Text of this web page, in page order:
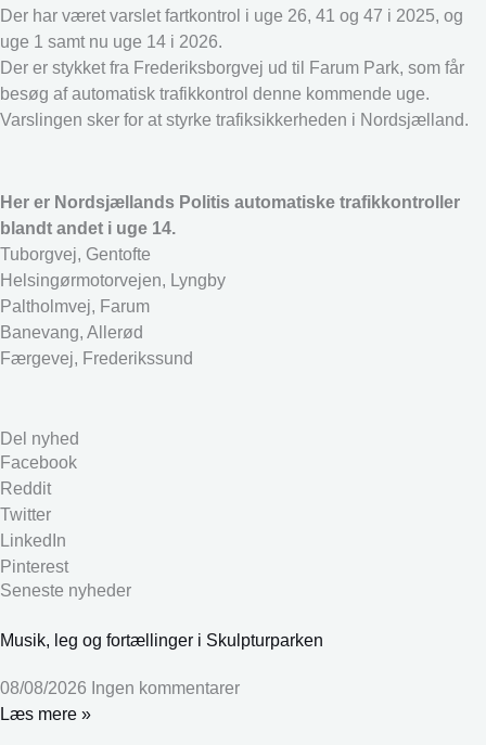
Der har været varslet fartkontrol i uge 26, 41 og 47 i 2025, og
uge 1 samt nu uge 14 i 2026.
Der er stykket fra Frederiksborgvej ud til Farum Park, som får
besøg af automatisk trafikkontrol denne kommende uge.
Varslingen sker for at styrke trafiksikkerheden i Nordsjælland.
Her er Nordsjællands Politis automatiske trafikkontroller
blandt andet i uge 14.
Tuborgvej, Gentofte
Helsingørmotorvejen, Lyngby
Paltholmvej, Farum
Banevang, Allerød
Færgevej, Frederikssund
Del nyhed
Facebook
Reddit
Twitter
LinkedIn
Pinterest
Seneste nyheder
Musik, leg og fortællinger i Skulpturparken
08/08/2026 Ingen kommentarer
Læs mere »